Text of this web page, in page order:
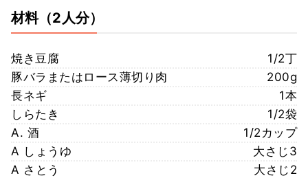
材料（2人分）
焼き豆腐
1/2丁
豚バラまたはロース薄切り肉
200g
長ネギ
1本
しらたき
1/2袋
A. 酒
1/2カップ
A しょうゆ
大さじ3
A さとう
大さじ2